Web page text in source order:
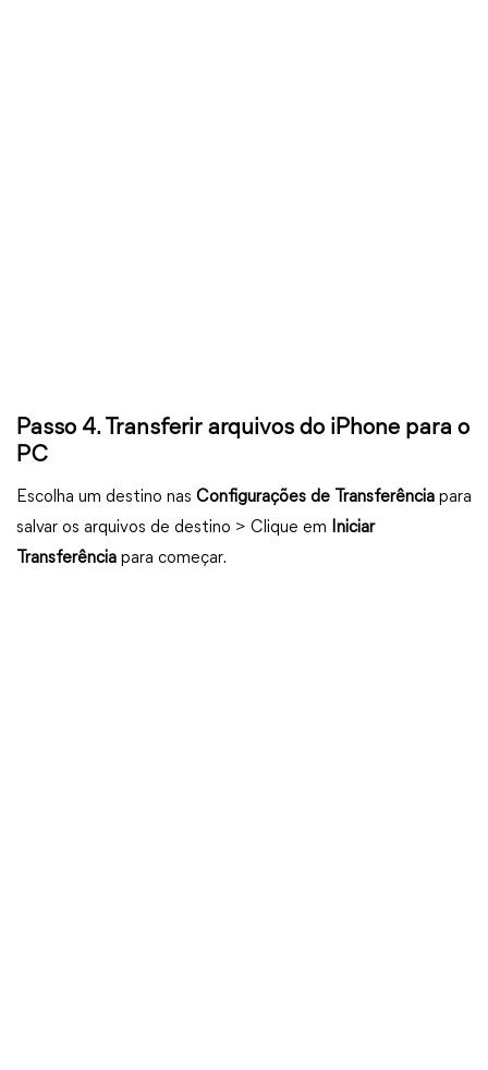
Passo 4. Transferir arquivos do iPhone para o
PC
Escolha um destino nas Configurações de Transferência para
salvar os arquivos de destino > Clique em Iniciar
Transferência para começar.